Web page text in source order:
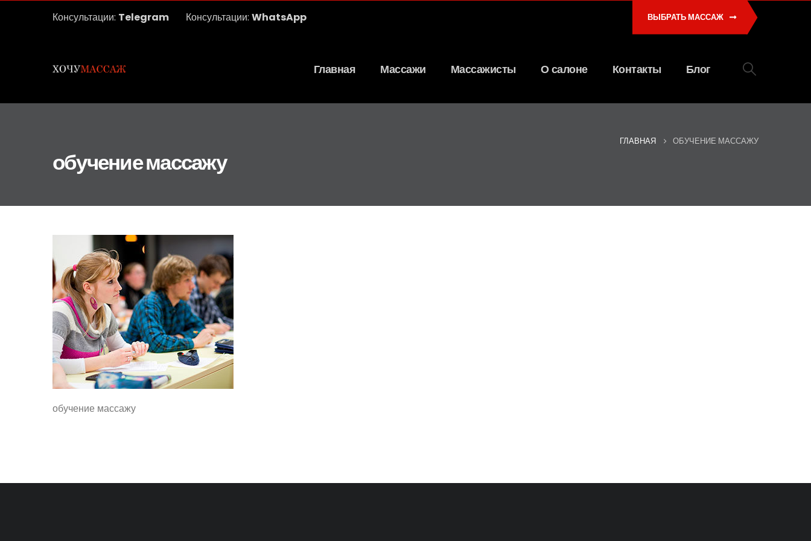
Консультации: Telegram Консультации: WhatsApp ВЫБРАТЬ МАССАЖ
Главная Массажи Массажисты О салоне Контакты Блог
ГЛАВНАЯ ОБУЧЕНИЕ МАССАЖУ
обучение массажу
обучение массажу